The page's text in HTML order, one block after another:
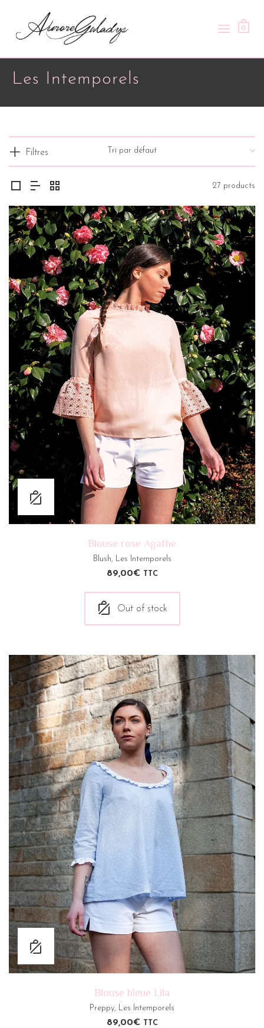
0
Les Intemporels
Filtres
27 products
Blouse rose Agathe
Blush, Les Intemporels
89,00€ TTC
Out of stock
Blouse bleue Lila
Preppy, Les Intemporels
89,00€ TTC